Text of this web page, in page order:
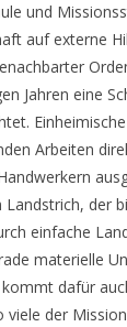
und
auf externe
Jahren eine
Arbeiten
Landstrich, der
einfache
materielle
dafür
viele der